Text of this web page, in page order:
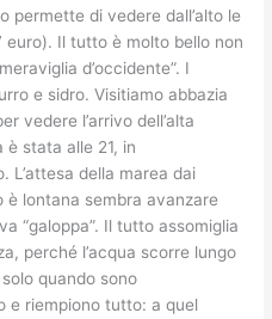
permette di vedere dall’alto le
euro). Il tutto è molto bello non
d’occidente”. I
e sidro. Visitiamo abbazia
vedere l’arrivo dell’alta
stata alle 21, in
L’attesa della marea dai
è lontana sembra avanzare
“galoppa”. Il tutto assomiglia
perché l’acqua scorre lungo
quando sono
e riempiono tutto: a quel